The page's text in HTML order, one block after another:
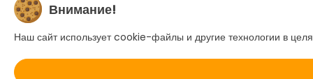
Внимание!
Наш сайт использует cookie-файлы и другие технологии в